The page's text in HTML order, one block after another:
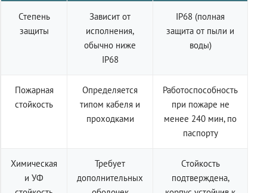
Степень
защиты
Зависит от
исполнения,
обычно ниже
IP68
IP68 (полная
защита от пыли и
воды)
Пожарная
стойкость
Определяется
типом кабеля и
проходками
Работоспособность
при пожаре не
менее 240 мин, по
паспорту
Химическая
и УФ
Требует
дополнительных
Стойкость
подтверждена,